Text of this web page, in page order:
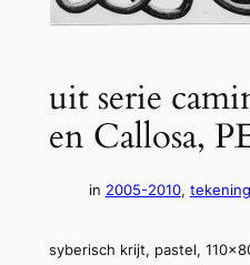
uit serie
en Callosa,
in 2005-2010,
syberisch krijt, pastel,